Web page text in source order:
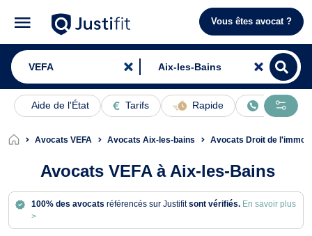
Vous êtes avocat ?
Aide de l'État Tarifs Rapide En ligne
Avocats VEFA Avocats Aix-les-bains Avocats Droit de
Avocats VEFA à Aix-les-Bains
100% des avocats référencés sur Justifitsont vérifiés. En savoir plus
>